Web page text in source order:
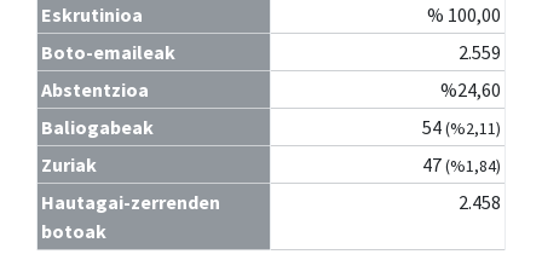
Eskrutinioa
% 100,00
Boto-emaileak
2.559
Abstentzioa
%24,60
Baliogabeak
54(%2,11)
Zuriak 47(%1,84)
Hautagai-zerrenden
botoak
2.458